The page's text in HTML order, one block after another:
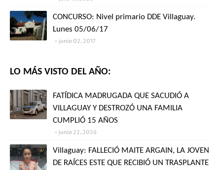
CONCURSO: Nivel primario DDE Villaguay.
Lunes 05/06/17
junio 02, 2017
LO MÁS VISTO DEL AÑO:
FATÍDICA MADRUGADA QUE SACUDIÓ A
VILLAGUAY Y DESTROZÓ UNA FAMILIA
CUMPLIÓ 15 AÑOS
junio 22, 2026
Villaguay: FALLECIÓ MAITE ARGAIN, LA JOVEN
DE RAÍCES ESTE QUE RECIBIÓ UN TRASPLANTE